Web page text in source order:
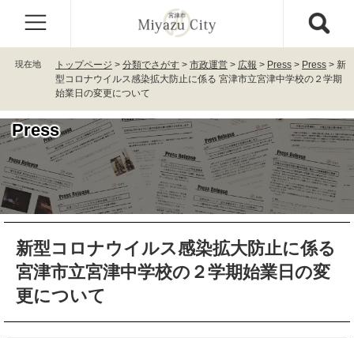
す
。
し
て
本
文
へ
現在地 トップページ > 分類でさがす > 市政運営 > 広報 > Press > Press > 新
型コロナウイルス感染拡大防止に係る 宮津市立宮津中学校の２学期
始業日の変更について
Press
新型コロナウイルス感染拡大防止に係る
宮津市立宮津中学校の２学期始業日の変
更について